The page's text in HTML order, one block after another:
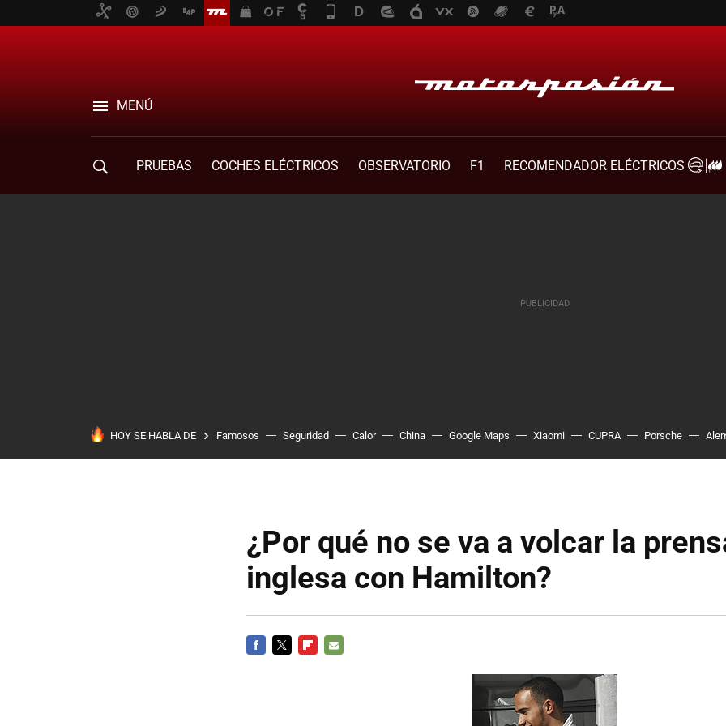
MENÚ
PRUEBAS COCHES ELÉCTRICOS OBSERVATORIO F1
RECOMENDADOR ELÉCTRICOS
HOY SE HABLA DE Famosos Seguridad Calor China Google Maps Xiaomi CUPRA Porsche
¿Por qué no se va a volcar la
inglesa con Hamilton?